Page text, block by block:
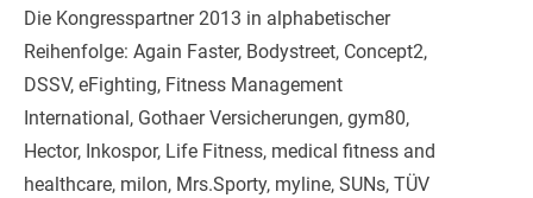
Die Kongresspartner 2013 in alphabetischer
Reihenfolge: Again Faster, Bodystreet, Concept2,
DSSV, eFighting, Fitness Management
International, Gothaer Versicherungen, gym80,
Hector, Inkospor, Life Fitness, medical fitness and
healthcare, milon, Mrs.Sporty, myline, SUNs, TÜV